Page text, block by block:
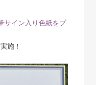
サイン入り色紙をプ
施！